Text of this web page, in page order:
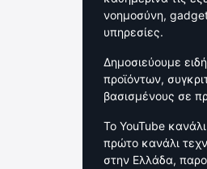
νοημοσύνη,
υπηρεσίες.
Δημοσιεύουμε
προϊόντων,
βασισμένους σε
Το YouTube
πρώτο κανάλι
στην Ελλάδα,